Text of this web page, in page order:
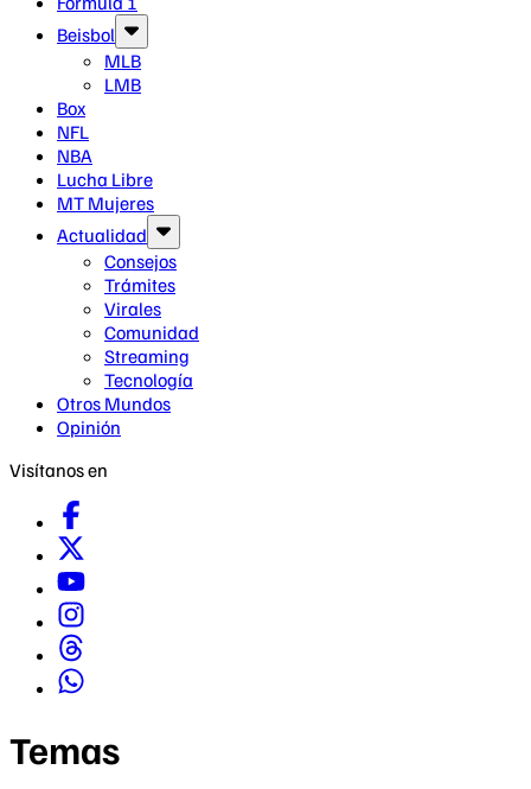
Beisbol
MLB
LMB
Box
NFL
NBA
Lucha Libre
MT Mujeres
Actualidad
Consejos
Trámites
Virales
Comunidad
Streaming
Tecnología
Otros Mundos
Opinión
Visítanos en
Temas